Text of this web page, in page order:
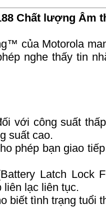
Chất lượng Âm
của Motorola
nghe thấy tin
với công suất
suất cao.
phép bạn giao
Latch Lock
liên lạc liên tục.
biết tình trạng tuổi